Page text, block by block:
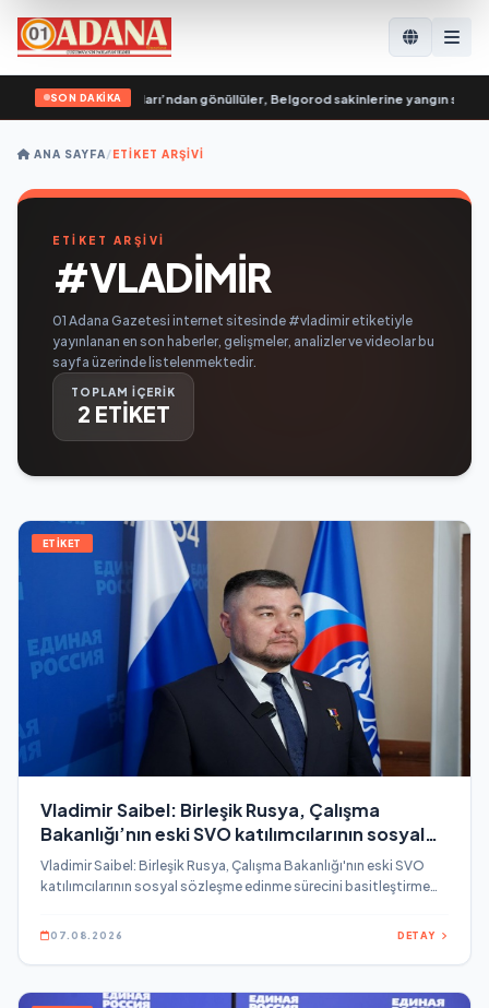
SON DAKİKA
Genç Muhafızları’ndan gönüllüler, Belgorod sakinlerine yangın
ANA SAYFA/ETIKET ARŞIVI
ETİKET ARŞİVİ
#VLADIMIR
01 Adana Gazetesi internet sitesinde #vladimir etiketiyle
yayınlanan en son haberler, gelişmeler, analizler ve videolar bu
sayfa üzerinde listelenmektedir.
TOPLAM İÇERİK
2 ETİKET
ETİKET
Vladimir Saibel: Birleşik Rusya, Çalışma
Bakanlığı’nın eski SVO katılımcılarının sosyal
sözleşme edinme sürecini basitleştirme
kararını destekliyor
Vladimir Saibel: Birleşik Rusya, Çalışma Bakanlığı'nın eski SVO
katılımcılarının sosyal sözleşme edinme sürecini basitleştirme
07.08.2026 DETAY